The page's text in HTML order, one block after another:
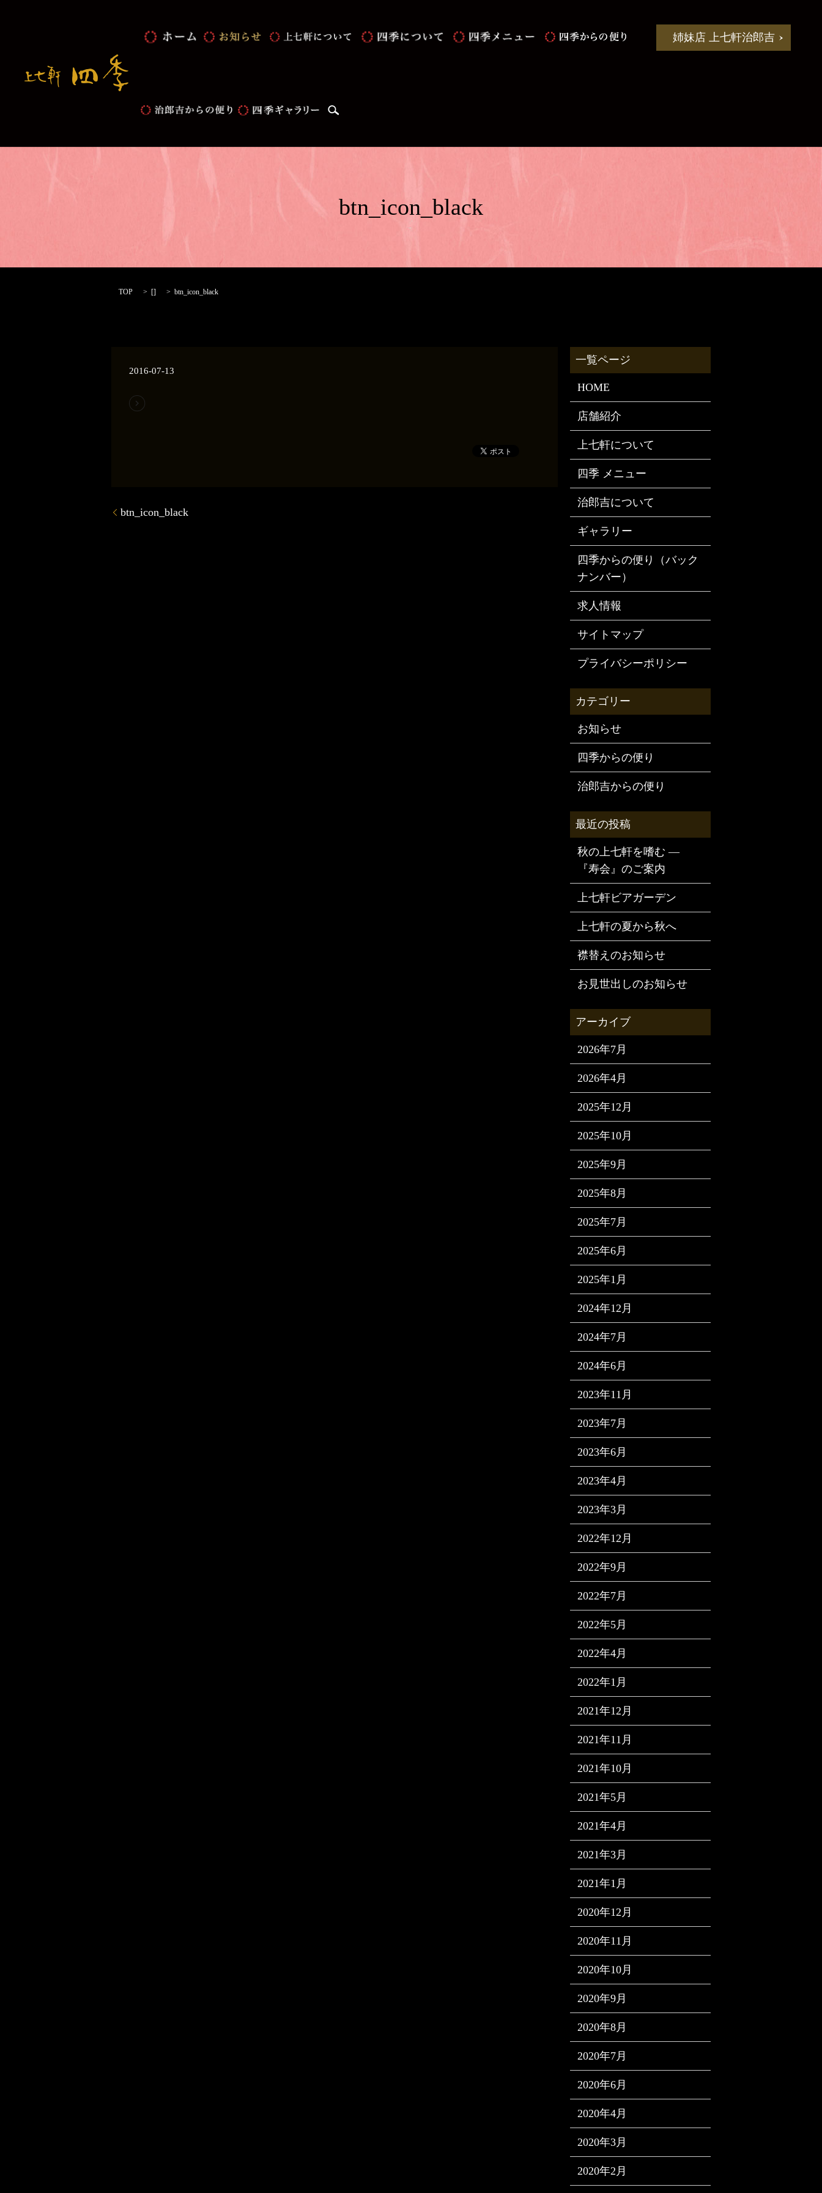
姉妹店 上七軒治郎吉
btn_icon_black
TOP [] btn_icon_black
2016-07-13
btn_icon_black
HOME
店舗紹介
上七軒について
四季 メニュー
治郎吉について
ギャラリー
四季からの便り（バック
ナンバー）
求人情報
サイトマップ
プライバシーポリシー
お知らせ
四季からの便り
治郎吉からの便り
秋の上七軒を嗜む —
『寿会』のご案内
上七軒ビアガーデン
上七軒の夏から秋へ
襟替えのお知らせ
お見世出しのお知らせ
2026年7月
2026年4月
2025年12月
2025年10月
2025年9月
2025年8月
2025年7月
2025年6月
2025年1月
2024年12月
2024年7月
2024年6月
2023年11月
2023年7月
2023年6月
2023年4月
2023年3月
2022年12月
2022年9月
2022年7月
2022年5月
2022年4月
2022年1月
2021年12月
2021年11月
2021年10月
2021年5月
2021年4月
2021年3月
2021年1月
2020年12月
2020年11月
2020年10月
2020年9月
2020年8月
2020年7月
2020年6月
2020年4月
2020年3月
2020年2月